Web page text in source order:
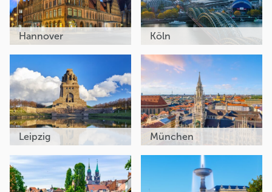
Hannover Köln
Leipzig München